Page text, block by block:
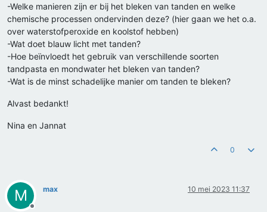
-Welke manieren zijn er bij het bleken van tanden en welke
chemische processen ondervinden deze? (hier gaan we het o.a.
over waterstofperoxide en koolstof hebben)
-Wat doet blauw licht met tanden?
-Hoe beïnvloedt het gebruik van verschillende soorten
tandpasta en mondwater het bleken van tanden?
-Wat is de minst schadelijke manier om tanden te bleken?
Alvast bedankt!
Nina en Jannat
0
M max 10 mei 2023 11:37